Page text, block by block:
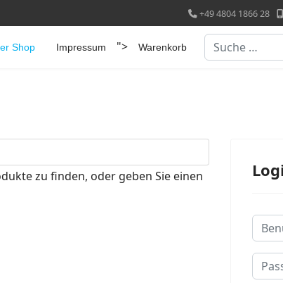
+49 4804 1866 28
Shop Impressum "> Warenkorb Suchen
zu finden, oder geben Sie einen